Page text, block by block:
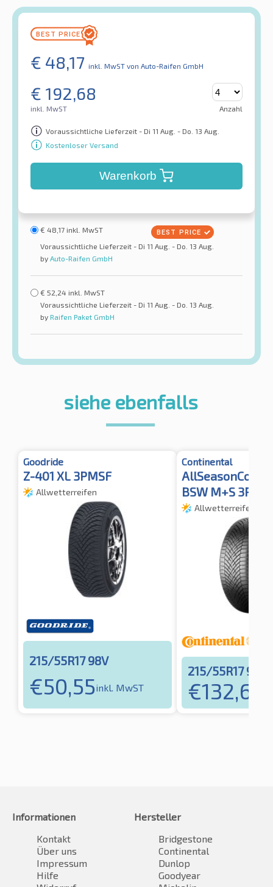
€ 48,17 inkl. MwST von Auto-Raifen GmbH
€ 192,68
inkl. MwST Anzahl
Voraussichtliche Lieferzeit - Di 11 Aug. - Do. 13 Aug.
Kostenloser Versand
Warenkorb
€ 48,17 inkl. MwST
Voraussichtliche Lieferzeit - Di 11 Aug. - Do. 13 Aug.
by Auto-Raifen GmbH
€ 52,24 inkl. MwST
Voraussichtliche Lieferzeit - Di 11 Aug. - Do. 13 Aug.
by Raifen Paket GmbH
siehe ebenfalls
Goodride
Z-401 XL 3PMSF
Allwetterreifen
215/55R17 98V
€50,55inkl. MwST
Continental
BSW M+S
Allwetterreifen
215/55R17 98V
€132,66
Informationen
Kontakt
Über uns
Impressum
Hilfe
Hersteller
Bridgestone
Continental
Dunlop
Goodyear